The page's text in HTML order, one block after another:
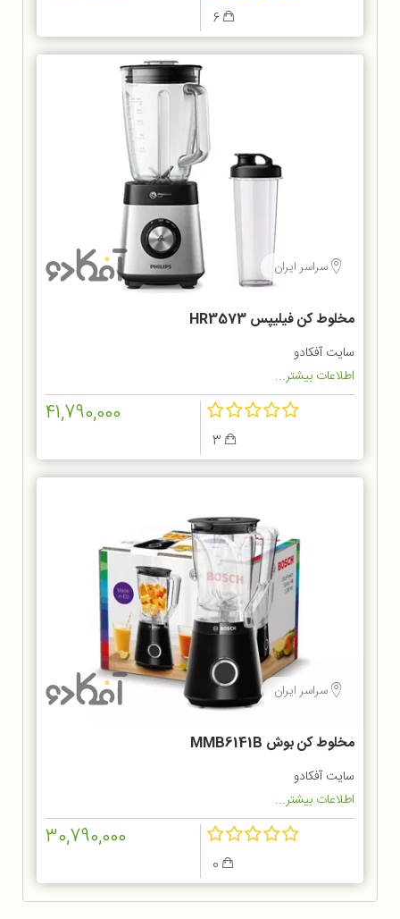
سراسر ایران
مخلوط کن فيليپس HR3573
سایت آفکادو
اطلاعات بیشتر...
41,790,000
سراسر ایران
مخلوط کن بوش MMB6141B
سایت آفکادو
اطلاعات بیشتر...
30,790,000